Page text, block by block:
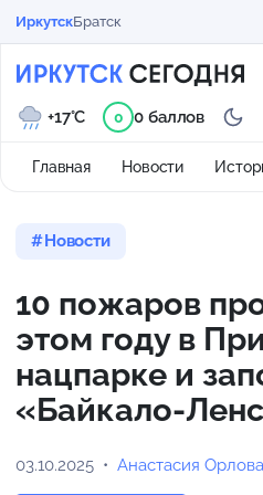
ИркутскБратск
Главная Новости
+17°C 0 0 баллов
Новости
10 пожаров
этом году в
нацпарке и
«Байкало-
03.10.2025 Анастасия Орлова